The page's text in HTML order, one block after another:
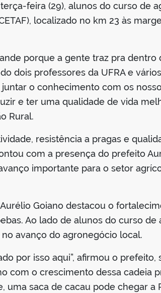
feira (29), alunos do curso de
localizado no km 23 às
porque a gente traz pra
dois professores da UFRA e
o conhecimento com os
e ter uma qualidade de vida
Rural.
resistência a pragas e
com a presença do prefeito
importante para o setor
Goiano destacou o
Ao lado de alunos do curso
avanço do agronegócio local.
por isso aqui”, afirmou o
com o crescimento dessa cadeia
uma saca de cacau pode chegar